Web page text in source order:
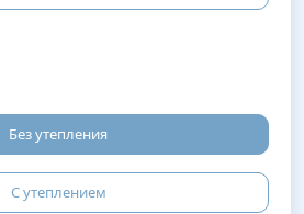
Без утепления
С утеплением